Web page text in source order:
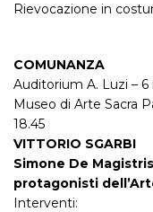
Rievocazione in
COMUNANZA
Auditorium A. Luzi –
Museo di Arte Sacra
18.45
VITTORIO SGARBI
Simone De
protagonisti
Interventi: